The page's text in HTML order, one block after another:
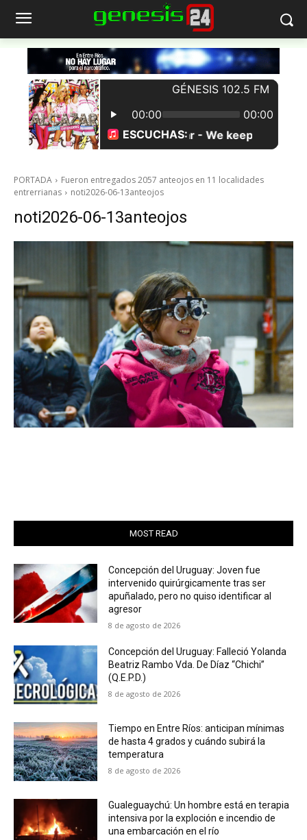
PORTADA
Fueron entregados 2057 anteojos en 11 localidades
entrerrianas
noti2026-06-13anteojos
noti2026-06-13anteojos
MOST READ
Concepción del Uruguay: Joven fue
intervenido quirúrgicamente tras ser
apuñalado, pero no quiso identificar al
agresor
8 de agosto de 2026
Concepción del Uruguay: Falleció Yolanda
Beatriz Rambo Vda. De Díaz “Chichi”
(Q.E.P.D.)
8 de agosto de 2026
Tiempo en Entre Ríos: anticipan mínimas
de hasta 4 grados y cuándo subirá la
temperatura
8 de agosto de 2026
Gualeguaychú: Un hombre está en terapia
intensiva por la exploción e incendio de
una embarcación en el río